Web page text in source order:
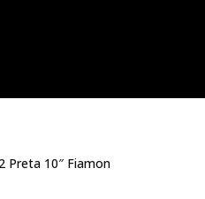
Preta 10″ Fiamon